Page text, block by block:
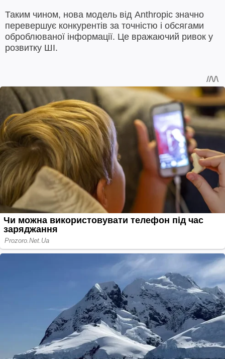
Таким чином, нова модель від Anthropic значно
перевершує конкурентів за точністю і обсягами
оброблюваної інформації. Це вражаючий ривок у
розвитку ШІ.